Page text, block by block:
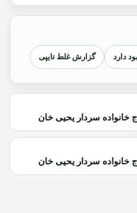
دارد گزارش غلط تایپی
سردار یحیی خان
سردار یحیی خان